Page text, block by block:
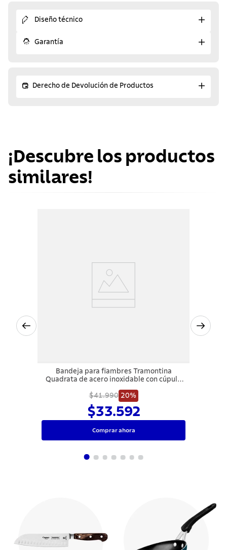
Diseño técnico
Garantía
Derecho de Devolución de Productos
¡Descubre los productos
similares!
Bandeja para fiambres Tramontina
Quadrata de acero inoxidable con cúpula
$41.990 20%
$33.592
Comprar ahora